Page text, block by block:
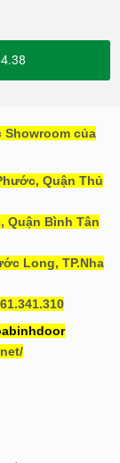
Showroom của
Quận Thủ
Quận Bình Tân
Long, TP.Nha